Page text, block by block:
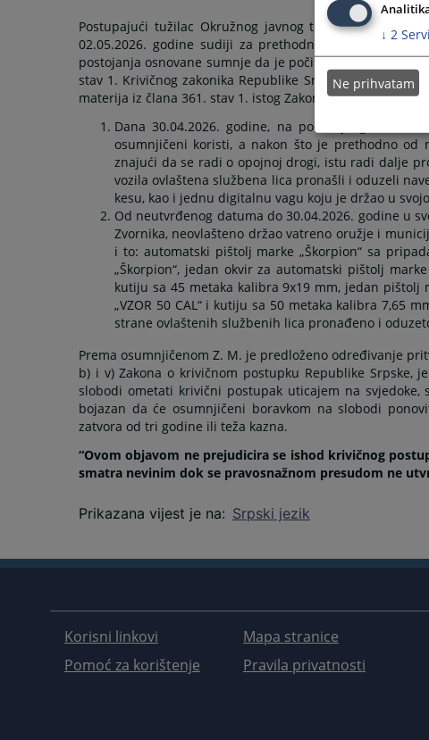
Postupajući tužilac Okružnog javnog tužilaštva u
02.05.2026. godine sudiji za prethodni postupak
postojanja osnovane sumnje da je počinio krivično djelo
stav 1. Krivičnog zakonika Republike Srpske i krivično
materija iz člana 361. stav 1. istog Zakonika, na način da je:
Dana 30.04.2026. godine, na području grada
osumnjičeni koristi, a nakon što je prethodno od
znajući da se radi o opojnoj drogi, istu radi dalje
vozila ovlaštena službena lica pronašli i oduzeli
kesu, kao i jednu digitalnu vagu koju je držao u
Od neutvrđenog datuma do 30.04.2026. godine u
Zvornika, neovlašteno držao vatreno oružje i
i to: automatski pištolj marke „Škorpion“ sa
„Škorpion“, jedan okvir za automatski pištolj
kutiju sa 45 metaka kalibra 9x19 mm, jedan pištolj
„VZOR 50 CAL“ i kutiju sa 50 metaka kalibra 7,65
strane ovlaštenih službenih lica pronađeno i
Prema osumnjičenom Z. M. je predloženo određivanje
b) i v) Zakona o krivičnom postupku Republike Srpske,
slobodi ometati krivični postupak uticajem na
bojazan da će osumnjičeni boravkom na slobodi
zatvora od tri godine ili teža kazna.
“Ovom objavom ne prejudicira se ishod krivičnog
smatra nevinim dok se pravosnažnom presudom ne
Prikazana vijest je na: Srpski jezik
Korisni linkovi
Pomoć za korištenje
Mapa stranice
Pravila privatnosti
↓ 2
Ne prihvatam